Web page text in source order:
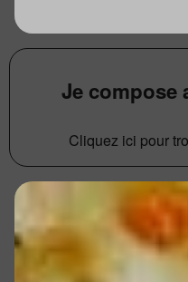
Je compose
Cliquez ici pour